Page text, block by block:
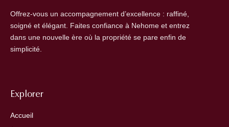
Offrez-vous un accompagnement d’excellence : raffiné,
soigné et élégant. Faites confiance à Nehome et entrez
dans une nouvelle ère où la propriété se pare enfin de
simplicité.
Explorer
Accueil